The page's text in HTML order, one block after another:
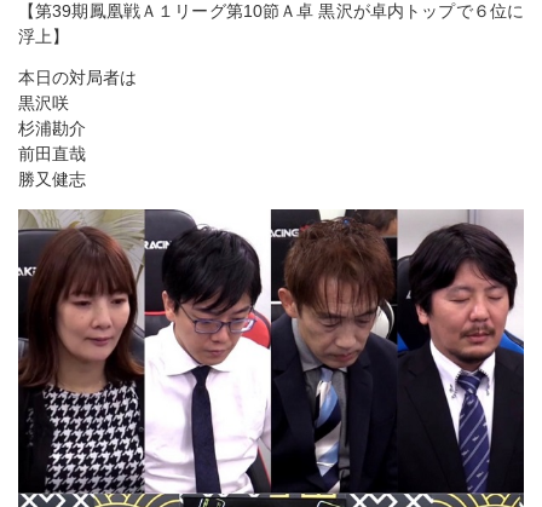
【第39期鳳凰戦Ａ１リーグ第10節Ａ卓 黒沢が卓内トップで６位に
浮上】
本日の対局者は
黒沢咲
杉浦勘介
前田直哉
勝又健志